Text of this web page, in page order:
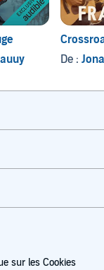
De :
sur les Cookies